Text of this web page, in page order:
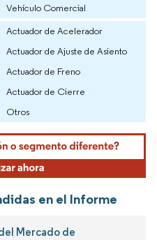
Vehículo Comercial
Actuador de Acelerador
Actuador de Ajuste de Asiento
Actuador de Freno
Actuador de Cierre
Otros
en el Informe
Mercado de